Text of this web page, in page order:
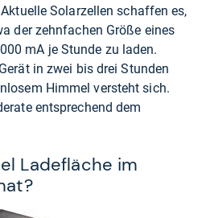
Solarzellen schaffen es,
der zehnfachen Größe eines
mA je Stunde zu laden.
in zwei bis drei Stunden
Himmel versteht sich.
entsprechend dem
Ladefläche im